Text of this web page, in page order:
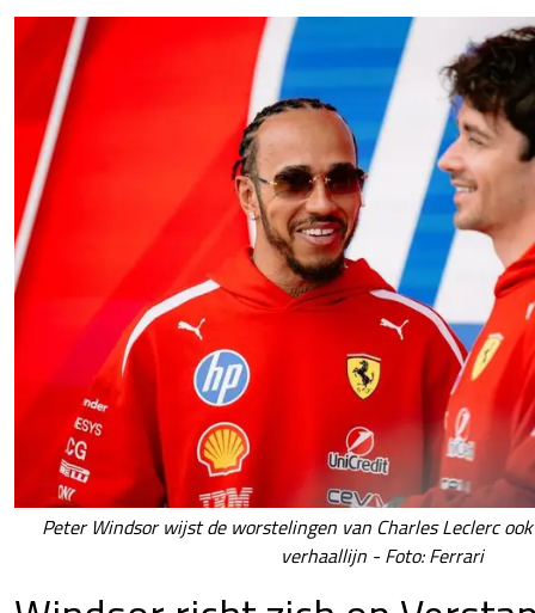
Peter Windsor wijst de worstelingen van Charles Leclerc
verhaallijn - Foto: Ferrari